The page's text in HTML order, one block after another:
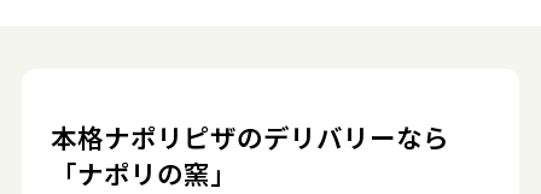
本格ナポリピザのデリバリーなら
「ナポリの窯」